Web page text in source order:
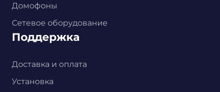
Домофоны
Сетевое оборудование
Поддержка
Доставка и оплата
Установка